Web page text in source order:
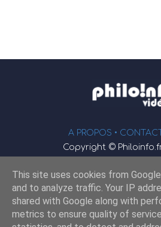
A PROPOS • CONTACT
Copyright © Philoinfo.fr
Webmaster :
Retrouvez-
This site uses cookies from
and to analyze traffic. Your IP
shared with Google along with
metrics to ensure quality of